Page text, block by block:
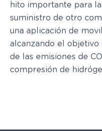
hito importante para
suministro de otro
una aplicación de
alcanzando el
de las emisiones de
compresión de